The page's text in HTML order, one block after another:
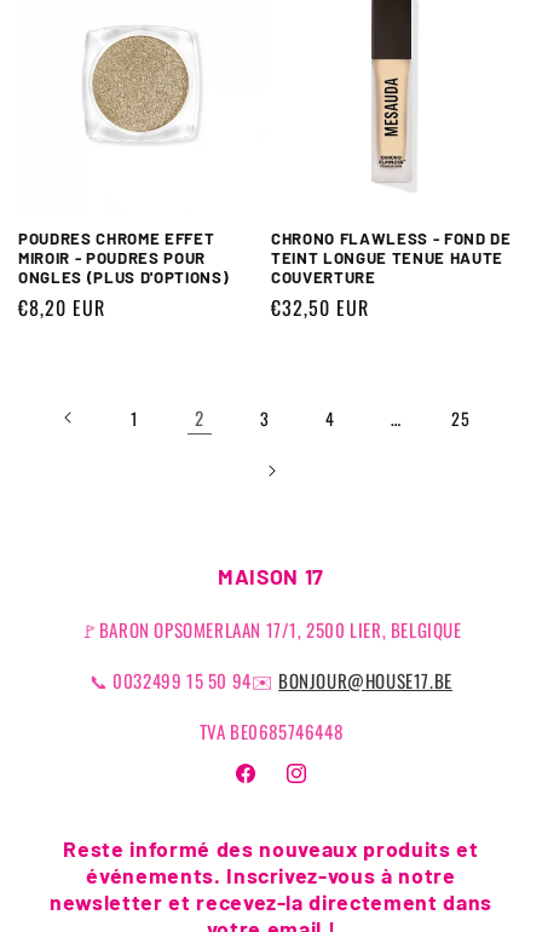
POUDRES CHROME EFFET
MIROIR - POUDRES POUR
ONGLES (PLUS D'OPTIONS)
Prix
€8,20 EUR
CHRONO FLAWLESS - FOND DE
TEINT LONGUE TENUE HAUTE
COUVERTURE
Prix
€32,50 EUR
1 2 3 4 … 25
MAISON 17
🚩BARON OPSOMERLAAN 17/1, 2500 LIER, BELGIQUE
📞 0032499 15 50 94✉️ BONJOUR@HOUSE17.BE
TVA BE0685746448
FacebookInstagram
Reste informé des nouveaux produits et
événements. Inscrivez-vous à notre
newsletter et recevez-la directement dans